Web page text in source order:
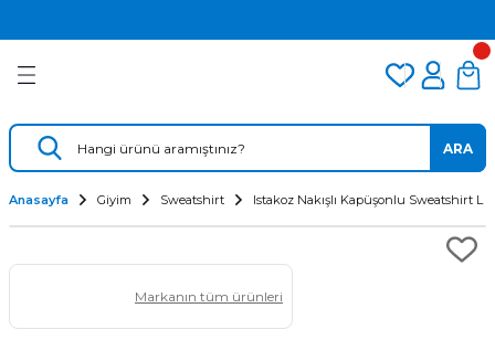
Dalış Regülatörü
Dalış Konsolu
ARA
Anasayfa Giyim Sweatshirt Istakoz Nakışlı Kapüşonlu Sweatshirt L -
Markanın tüm ürünleri